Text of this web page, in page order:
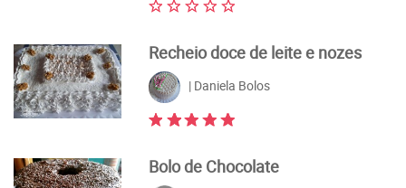
Recheio doce de leite e nozes
| Daniela Bolos
Bolo de Chocolate